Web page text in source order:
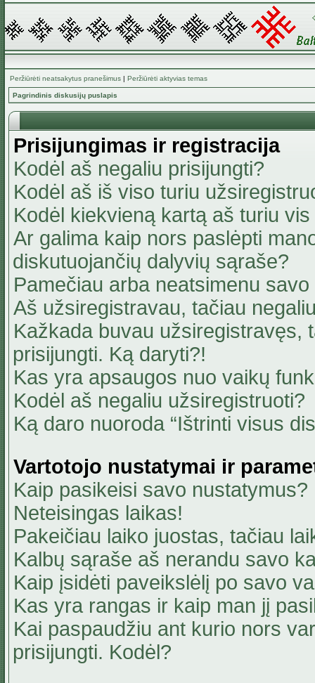
Peržiūrėti neatsakytus pranešimus | Peržiūrėti aktyvias temas
Pagrindinis diskusijų puslapis
Prisijungimas ir registracija
Kodėl aš negaliu prisijungti?
Kodėl aš iš viso turiu
Kodėl kiekvieną kartą aš turiu
Ar galima kaip nors paslėpti
diskutuojančių dalyvių sąraše?
Pamečiau arba neatsimenu
Aš užsiregistravau, tačiau
Kažkada buvau užsiregistravęs,
prisijungti. Ką daryti?!
Kas yra apsaugos nuo vaikų
Kodėl aš negaliu užsiregistruoti?
Ką daro nuoroda “Ištrinti visus
Vartotojo nustatymai ir
Kaip pasikeisi savo nustatymus?
Neteisingas laikas!
Pakeičiau laiko juostas, tačiau
Kalbų sąraše aš nerandu savo
Kaip įsidėti paveikslėlį po savo
Kas yra rangas ir kaip man jį
Kai paspaudžiu ant kurio nors
prisijungti. Kodėl?